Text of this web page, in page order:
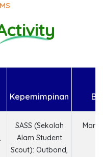
Kepemimpinan
SASS (Sekolah
Alam Student
Scout): Outbond,